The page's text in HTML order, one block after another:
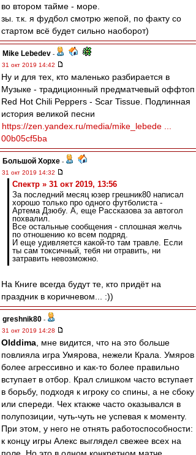
во втором тайме - море.
зы. т.к. я фудбол смотрю жепой, по факту со
стартом всё будет сильно наоборот)
Mike Lebedev -
31 окт 2019 14:42
Ну и для тех, кто маленько разбирается в
Музыке - традиционный предматчевый оффтоп
Red Hot Chili Peppers - Scar Tissue. Подлинная
история великой песни
https://zen.yandex.ru/media/mike_lebede ...
00b05cf5ba
Большой Хорхе -
31 окт 2019 14:32
Спектр » 31 окт 2019, 13:56
За последний месяц юзер грешник80 написал
хорошо только про одного футболиста -
Артема Дзюбу. А, еще Рассказова за автогол
похвалил.
Все остальные сообщения - сплошная желчь
по отношению ко всем подряд.
И еще удивляется какой-то там травле. Если
ты сам токсичный, тебя ни отравить, ни
затравить невозможно.
На Книге всегда будут те, кто придёт на
праздник в коричневом... :))
greshnik80 -
31 окт 2019 14:28
Olddima , мне видится, что на это больше
повлияла игра Умярова, нежели Крала. Умяров
более агрессивно и как-то более правильно
вступает в отбор. Крал слишком часто вступает
в борьбу, подходя к игроку со спины, а не сбоку
или спереди. Чех ктакже часто оказывался в
полупозиции, чуть-чуть не успевая к моменту.
При этом, у него не отнять работоспособности:
к концу игры Алекс выглядел свежее всех на